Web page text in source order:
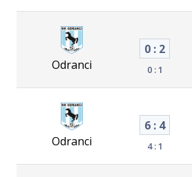
Odranci
0 : 2
0 : 1
Odranci
6 : 4
4 : 1